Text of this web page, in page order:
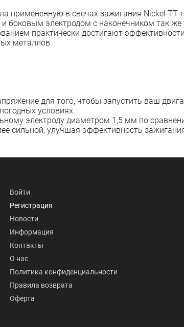
примененную в свечах зажигания Nickel
боковым электродом с наконечником так
практически достигают
металлов.
для того, чтобы запустить ваш
условиях.
электроду диаметром 1,5 мм по
сильной, улучшая эффективность
Войти
Регистрация
Новости
Информация
Контакты
О нас
Политика конфиденциальности
Правила возврата
Оферта